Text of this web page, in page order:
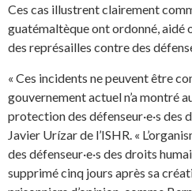
Ces cas illustrent clairement
guatémaltèque ont ordonné, aidé
des représailles contre des
« Ces incidents ne peuvent être
gouvernement actuel n’a montré
protection des défenseur·e·s des
Javier Urízar de l’ISHR. «
des défenseur·e·s des droits
supprimé cinq jours après sa